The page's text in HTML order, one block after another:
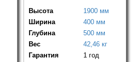
Высота
1900 мм
Ширина
400 мм
Глубина
500 мм
Вес
42,46 кг
Гарантия
1 год